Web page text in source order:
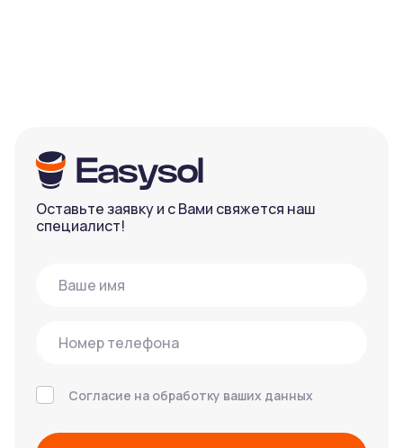
Оставьте заявку и с Вами свяжется наш
специалист!
Согласие на обработку ваших данных